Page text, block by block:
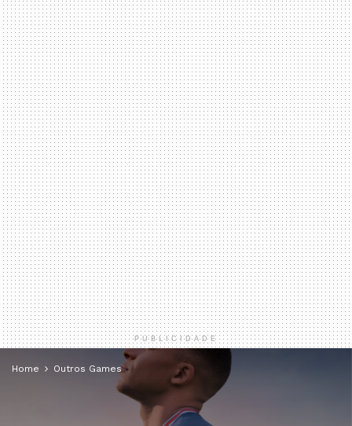
PUBLICIDADE
Home Outros Games